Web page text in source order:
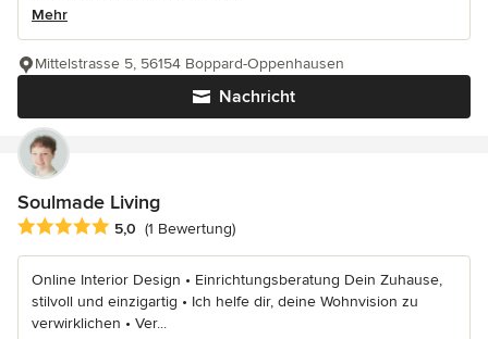
Mehr
Nachricht
Mittelstrasse 5, 56154 Boppard-Oppenhausen
Soulmade Living
Durchschnittliche Bewertung: 5 von 5 Sternen
5,0 (1 Bewertung)
Online Interior Design • Einrichtungsberatung Dein Zuhause,
stilvoll und einzigartig • Ich helfe dir, deine Wohnvision zu
verwirklichen • Ver...